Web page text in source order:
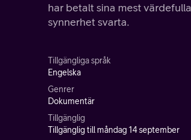
har betalt sina mest
synnerhet svarta.
Tillgängliga språk
Engelska
Genrer
Dokumentär
Tillgänglig
Tillgänglig till måndag 14 september